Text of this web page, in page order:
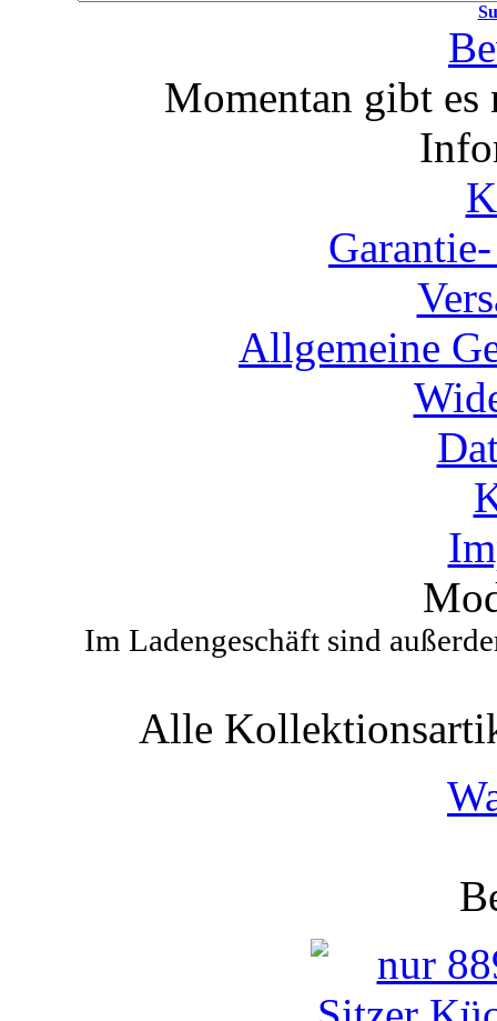
Momentan gibt es
Allgemeine
Im Ladengeschäft sind
Alle